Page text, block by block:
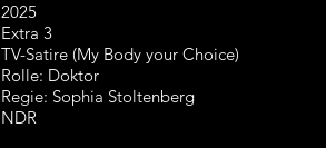
2025
Extra 3
TV-Satire (My Body your Choice)
Rolle: Doktor
Regie: Sophia Stoltenberg
NDR